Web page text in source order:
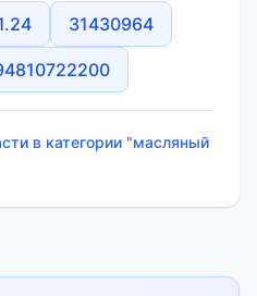
31430964
в категории "масляный